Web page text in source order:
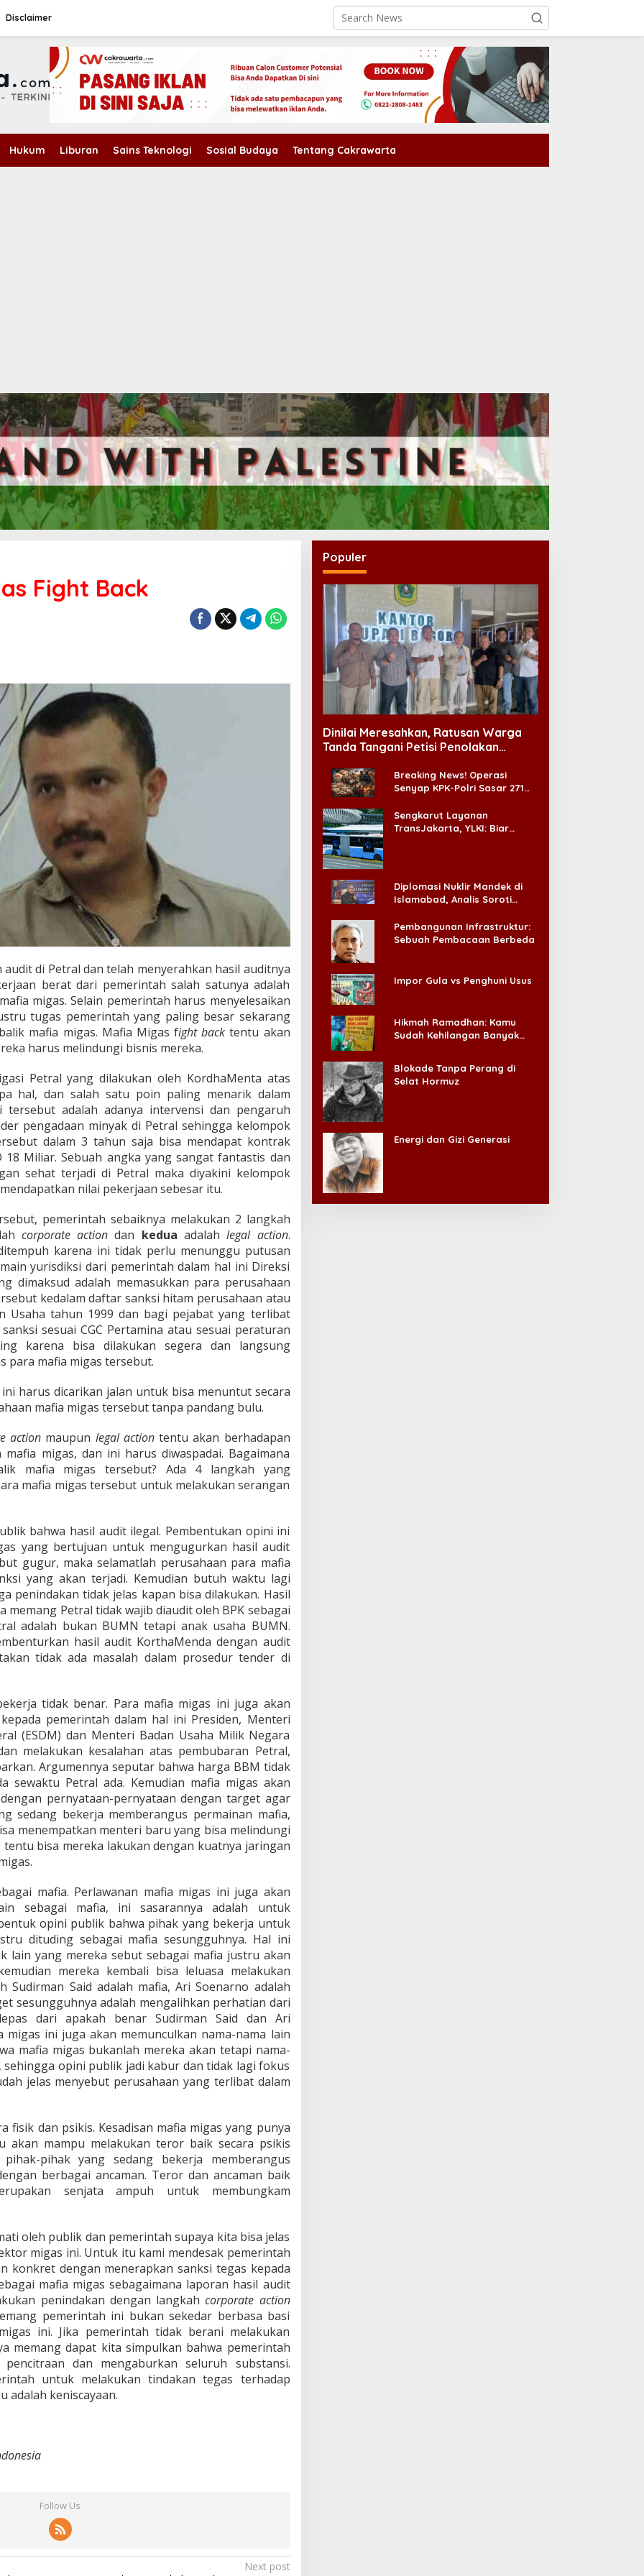
Disclaimer
Hukum Liburan Sains Teknologi Sosial Budaya Tentang Cakrawarta
Fight Back
audit di Petral dan telah menyerahkan hasil auditnya
berat dari pemerintah salah satunya adalah
migas. Selain pemerintah harus menyelesaikan
tugas pemerintah yang paling besar sekarang
mafia migas. Mafia Migas fight back tentu akan
harus melindungi bisnis mereka.
Petral yang dilakukan oleh KordhaMenta atas
hal, dan salah satu poin paling menarik dalam
tersebut adalah adanya intervensi dan pengaruh
pengadaan minyak di Petral sehingga kelompok
dalam 3 tahun saja bisa mendapat kontrak
18 Miliar. Sebuah angka yang sangat fantastis dan
sehat terjadi di Petral maka diyakini kelompok
nilai pekerjaan sebesar itu.
pemerintah sebaiknya melakukan 2 langkah
corporate action dan kedua adalahlegal action.
karena ini tidak perlu menunggu putusan
yurisdiksi dari pemerintah dalam hal ini Direksi
dimaksud adalah memasukkan para perusahaan
kedalam daftar sanksi hitam perusahaan atau
Usaha tahun 1999 dan bagi pejabat yang terlibat
sesuai CGC Pertamina atau sesuai peraturan
karena bisa dilakukan segera dan langsung
para mafia migas tersebut.
harus dicarikan jalan untuk bisa menuntut secara
mafia migas tersebut tanpa pandang bulu.
action maupun legal actiontentu akan berhadapan
migas, dan ini harus diwaspadai. Bagaimana
mafia migas tersebut? Ada 4 langkah yang
mafia migas tersebut untuk melakukan serangan
bahwa hasil audit ilegal. Pembentukan opini ini
yang bertujuan untuk mengugurkan hasil audit
gugur, maka selamatlah perusahaan para mafia
yang akan terjadi. Kemudian butuh waktu lagi
penindakan tidak jelas kapan bisa dilakukan. Hasil
memang Petral tidak wajib diaudit oleh BPK sebagai
adalah bukan BUMN tetapi anak usaha BUMN.
hasil audit KorthaMenda dengan audit
tidak ada masalah dalam prosedur tender di
tidak benar. Para mafia migas ini juga akan
pemerintah dalam hal ini Presiden, Menteri
(ESDM) dan Menteri Badan Usaha Milik Negara
melakukan kesalahan atas pembubaran Petral,
Argumennya seputar bahwa harga BBM tidak
sewaktu Petral ada. Kemudian mafia migas akan
pernyataan-pernyataan dengan target agar
sedang bekerja memberangus permainan mafia,
menempatkan menteri baru yang bisa melindungi
bisa mereka lakukan dengan kuatnya jaringan
mafia. Perlawanan mafia migas ini juga akan
sebagai mafia, ini sasarannya adalah untuk
opini publik bahwa pihak yang bekerja untuk
dituding sebagai mafia sesungguhnya. Hal ini
lain yang mereka sebut sebagai mafia justru akan
mereka kembali bisa leluasa melakukan
Sudirman Said adalah mafia, Ari Soenarno adalah
sesungguhnya adalah mengalihkan perhatian dari
dari apakah benar Sudirman Said dan Ari
migas ini juga akan memunculkan nama-nama lain
mafia migas bukanlah mereka akan tetapi nama-
sehingga opini publik jadi kabur dan tidak lagi fokus
jelas menyebut perusahaan yang terlibat dalam
fisik dan psikis. Kesadisan mafia migas yang punya
akan mampu melakukan teror baik secara psikis
pihak yang sedang bekerja memberangus
berbagai ancaman. Teror dan ancaman baik
senjata ampuh untuk membungkam
oleh publik dan pemerintah supaya kita bisa jelas
migas ini. Untuk itu kami mendesak pemerintah
konkret dengan menerapkan sanksi tegas kepada
mafia migas sebagaimana laporan hasil audit
penindakan dengan langkahcorporate action
pemerintah ini bukan sekedar berbasa basi
ini. Jika pemerintah tidak berani melakukan
memang dapat kita simpulkan bahwa pemerintah
dan mengaburkan seluruh substansi.
untuk melakukan tindakan tegas terhadap
adalah keniscayaan.
Follow Us
Next post
Populer
Dinilai Meresahkan, Ratusan Warga
Tanda Tangani Petisi Penolakan
Breaking News! Operasi
Senyap KPK-Polri Sasar 271
Ada ‘Badai Pemeriksaan’
Sengkarut Layanan
TransJakarta, YLKI: Biar
Diplomasi Nuklir Mandek di
Islamabad, Analis Soroti
Pembangunan Infrastruktur:
Sebuah Pembacaan Berbeda
Impor Gula vs Penghuni Usus
Hikmah Ramadhan: Kamu
Sudah Kehilangan Banyak
Blokade Tanpa Perang di
Selat Hormuz
Energi dan Gizi Generasi